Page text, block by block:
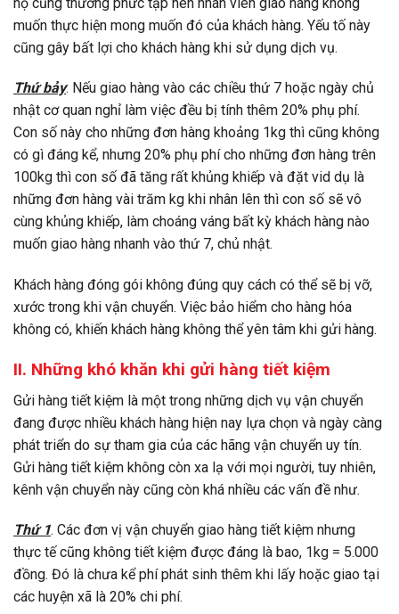
muốn thực hiện mong muốn đó của khách hàng. Yếu tố này
cũng gây bất lợi cho khách hàng khi sử dụng dịch vụ.
Thứ bảy: Nếu giao hàng vào các chiều thứ 7 hoặc ngày chủ
nhật cơ quan nghỉ làm việc đều bị tính thêm 20% phụ phí.
Con số này cho những đơn hàng khoảng 1kg thì cũng không
có gì đáng kể, nhưng 20% phụ phí cho những đơn hàng trên
100kg thì con số đã tăng rất khủng khiếp và đặt vid dụ là
những đơn hàng vài trăm kg khi nhân lên thì con số sẽ vô
cùng khủng khiếp, làm choáng váng bất kỳ khách hàng nào
muốn giao hàng nhanh vào thứ 7, chủ nhật.
Khách hàng đóng gói không đúng quy cách có thể sẽ bị vỡ,
xước trong khi vận chuyển. Việc bảo hiểm cho hàng hóa
không có, khiến khách hàng không thể yên tâm khi gửi hàng.
II. Những khó khăn khi gửi hàng tiết kiệm
Gửi hàng tiết kiệm là một trong những dịch vụ vận chuyển
đang được nhiều khách hàng hiện nay lựa chọn và ngày càng
phát triển do sự tham gia của các hãng vận chuyển uy tín.
Gửi hàng tiết kiệm không còn xa lạ với mọi người, tuy nhiên,
kênh vận chuyển này cũng còn khá nhiều các vấn đề như.
Thứ 1. Các đơn vị vận chuyển giao hàng tiết kiệm nhưng
thực tế cũng không tiết kiệm được đáng là bao, 1kg = 5.000
đồng. Đó là chưa kể phí phát sinh thêm khi lấy hoặc giao tại
các huyện xã là 20% chi phí.